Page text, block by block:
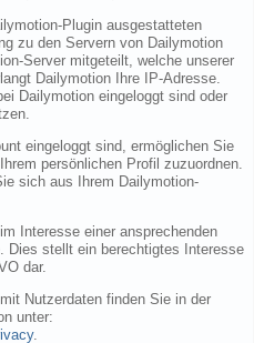
Plugin ausgestatteten
zu den Servern von Dailymotion
Server mitgeteilt, welche unserer
Dailymotion Ihre IP-Adresse.
Dailymotion eingeloggt sind oder
eingeloggt sind, ermöglichen Sie
persönlichen Profil zuzuordnen.
sich aus Ihrem Dailymotion-
Interesse einer ansprechenden
Dies stellt ein berechtigtes Interesse
dar.
Nutzerdaten finden Sie in der
unter:
.